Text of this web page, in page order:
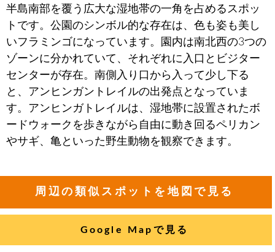
半島南部を覆う広大な湿地帯の一角を占めるスポッ
トです。公園のシンボル的な存在は、色も姿も美し
いフラミンゴになっています。園内は南北西の3つの
ゾーンに分かれていて、それぞれに入口とビジター
センターが存在。南側入り口から入って少し下る
と、アンヒンガントレイルの出発点となっていま
す。アンヒンガトレイルは、湿地帯に設置されたボ
ードウォークを歩きながら自由に動き回るペリカン
やサギ、亀といった野生動物を観察できます。
周辺の類似スポットを地図で見る
Google Mapで見る